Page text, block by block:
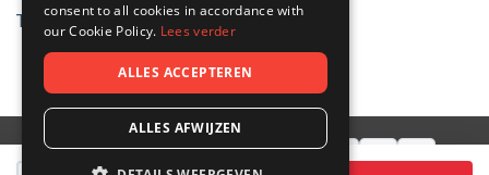
Tips & Nieuws
consent to all cookies in accordance with
our Cookie Policy. Lees verder
ALLES ACCEPTEREN
ALLES AFWIJZEN